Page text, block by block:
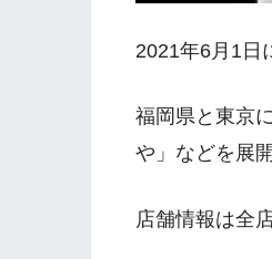
2021年6月1日
福岡県と東京
や」などを展
店舗情報は全